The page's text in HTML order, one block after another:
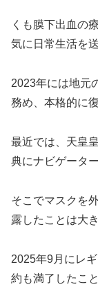
くも膜下出血の
気に日常生活を
2023年には地元
務め、本格的に
最近では、天皇
典にナビゲータ
そこでマスクを
露したことは大
2025年9月にレ
約も満了したこ